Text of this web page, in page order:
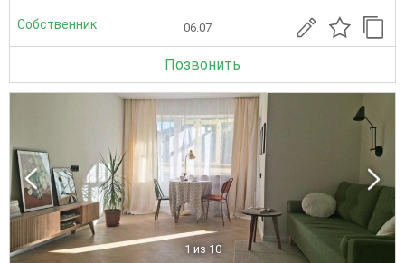
Собственник 06.07
Позвонить
1 из 10